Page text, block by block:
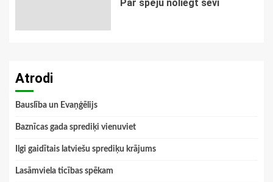
Par spēju noliegt sevi
Atrodi
Bauslība un Evaņģēlijs
Baznīcas gada sprediķi vienuviet
Ilgi gaidītais latviešu sprediķu krājums
Lasāmviela ticības spēkam